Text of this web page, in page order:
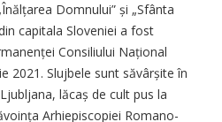
Domnului” și „Sfânta
capitala Sloveniei a fost
Consiliului Național
2021. Slujbele sunt săvârșite în
lăcaș de cult pus la
Arhiepiscopiei Romano-